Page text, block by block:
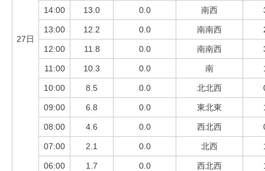
27日
14:00 13.0 0.0 南西
13:00 12.2 0.0 南南西
12:00 11.8 0.0 南南西
11:00 10.3 0.0 南
10:00 8.5 0.0 北北西
09:00 6.8 0.0 東北東
08:00 4.6 0.0 西北西
07:00 2.1 0.0 北西
06:00 1.7 0.0 西北西